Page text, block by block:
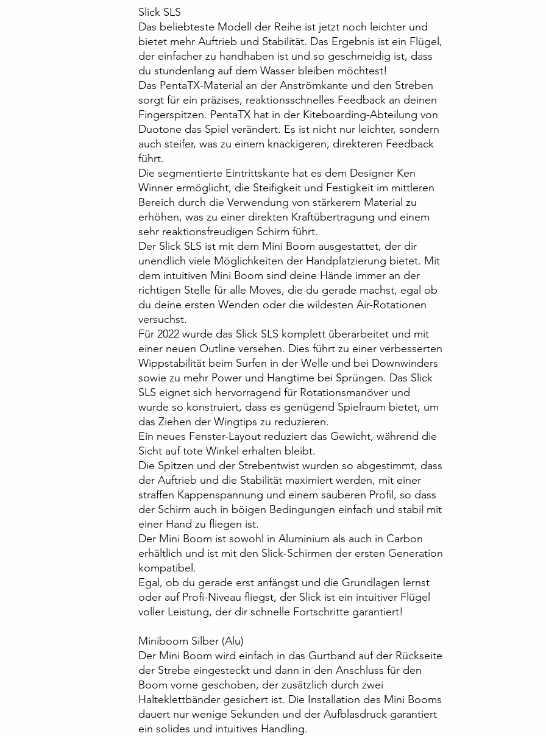
Slick SLS
Das beliebteste Modell der Reihe ist jetzt noch leichter und
bietet mehr Auftrieb und Stabilität. Das Ergebnis ist ein Flügel,
der einfacher zu handhaben ist und so geschmeidig ist, dass
du stundenlang auf dem Wasser bleiben möchtest!
Das PentaTX-Material an der Anströmkante und den Streben
sorgt für ein präzises, reaktionsschnelles Feedback an deinen
Fingerspitzen. PentaTX hat in der Kiteboarding-Abteilung von
Duotone das Spiel verändert. Es ist nicht nur leichter, sondern
auch steifer, was zu einem knackigeren, direkteren Feedback
führt.
Die segmentierte Eintrittskante hat es dem Designer Ken
Winner ermöglicht, die Steifigkeit und Festigkeit im mittleren
Bereich durch die Verwendung von stärkerem Material zu
erhöhen, was zu einer direkten Kraftübertragung und einem
sehr reaktionsfreudigen Schirm führt.
Der Slick SLS ist mit dem Mini Boom ausgestattet, der dir
unendlich viele Möglichkeiten der Handplatzierung bietet. Mit
dem intuitiven Mini Boom sind deine Hände immer an der
richtigen Stelle für alle Moves, die du gerade machst, egal ob
du deine ersten Wenden oder die wildesten Air-Rotationen
versuchst.
Für 2022 wurde das Slick SLS komplett überarbeitet und mit
einer neuen Outline versehen. Dies führt zu einer verbesserten
Wippstabilität beim Surfen in der Welle und bei Downwinders
sowie zu mehr Power und Hangtime bei Sprüngen. Das Slick
SLS eignet sich hervorragend für Rotationsmanöver und
wurde so konstruiert, dass es genügend Spielraum bietet, um
das Ziehen der Wingtips zu reduzieren.
Ein neues Fenster-Layout reduziert das Gewicht, während die
Sicht auf tote Winkel erhalten bleibt.
Die Spitzen und der Strebentwist wurden so abgestimmt, dass
der Auftrieb und die Stabilität maximiert werden, mit einer
straffen Kappenspannung und einem sauberen Profil, so dass
der Schirm auch in böigen Bedingungen einfach und stabil mit
einer Hand zu fliegen ist.
Der Mini Boom ist sowohl in Aluminium als auch in Carbon
erhältlich und ist mit den Slick-Schirmen der ersten Generation
kompatibel.
Egal, ob du gerade erst anfängst und die Grundlagen lernst
oder auf Profi-Niveau fliegst, der Slick ist ein intuitiver Flügel
voller Leistung, der dir schnelle Fortschritte garantiert!
Miniboom Silber (Alu)
Der Mini Boom wird einfach in das Gurtband auf der Rückseite
der Strebe eingesteckt und dann in den Anschluss für den
Boom vorne geschoben, der zusätzlich durch zwei
Halteklettbänder gesichert ist. Die Installation des Mini Booms
dauert nur wenige Sekunden und der Aufblasdruck garantiert
ein solides und intuitives Handling.